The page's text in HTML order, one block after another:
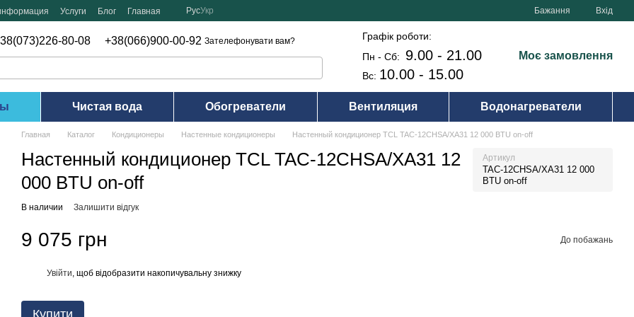
Услуги Блог Главная РусУкр Бажання Вхід
80-08 +38(066)900-00-92 Зателефонувати вам?
Графік роботи:
Пн - Сб: 9.00 - 21.00
Вс: 10.00 - 15.00
Моє замовлення
Чистая вода Обогреватели Вентиляция Водонагреватели
Главная Каталог Кондиционеры Настенные кондиционеры Настенный кондиционер TCL TAC-12CHSA/XA31 12 000 BTU on-off
Настенный кондиционер TCL TAC-12CHSA/XA31 12
000 BTU on-off
Артикул
TAC-12CHSA/XA31 12 000
BTU on-off
В наличии Залишити відгук
9 075 грн До побажань
Увійти , щоб відобразити накопичувальну знижку
Купити